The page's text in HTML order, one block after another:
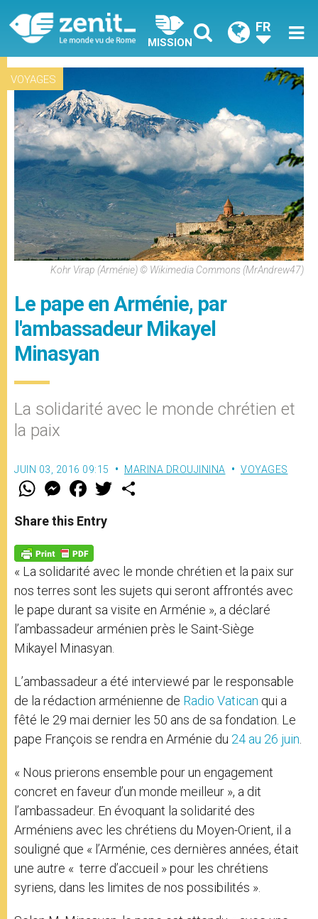
MISSION
FR
VOYAGES
Kohr Virap (Arménie) © Wikimedia Commons (MrAndrew47)
Le pape en Arménie, par
l'ambassadeur Mikayel
Minasyan
La solidarité avec le monde chrétien et
la paix
JUIN 03, 2016 09:15 MARINA DROUJININA VOYAGES
W
t
s
p
p
M
e
s
e
g
e
r
F
a
e
b
o
k
w
Share this Entry
« La solidarité avec le monde chrétien et la paix sur
nos terres sont les sujets qui seront affrontés avec
le pape durant sa visite en Arménie », a déclaré
l’ambassadeur arménien près le Saint-Siège
Mikayel Minasyan.
L’ambassadeur a été interviewé par le responsable
de la rédaction arménienne de Radio Vatican qui a
fêté le 29 mai dernier les 50 ans de sa fondation. Le
pape François se rendra en Arménie du 24 au 26 juin
« Nous prierons ensemble pour un engagement
concret en faveur d’un monde meilleur », a dit
l’ambassadeur. En évoquant la solidarité des
Arméniens avec les chrétiens du Moyen-Orient, il a
souligné que « l’Arménie, ces dernières années, était
une autre « terre d’accueil » pour les chrétiens
syriens, dans les limites de nos possibilités ».